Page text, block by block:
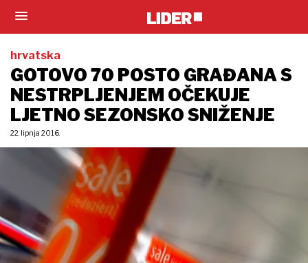
hrvatska
GOTOVO 70 POSTO GRAĐANA S
NESTRPLJENJEM OČEKUJE
LJETNO SEZONSKO SNIŽENJE
22. lipnja 2016.